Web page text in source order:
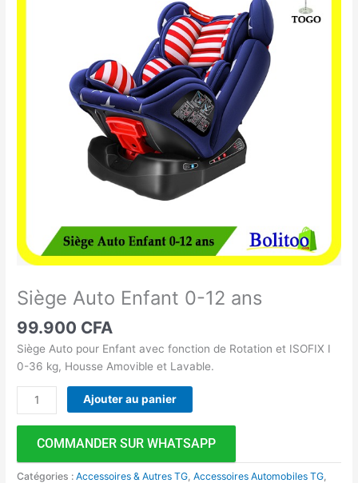
Siège Auto Enfant 0-12 ans
99.900 CFA
Siège Auto pour Enfant avec fonction de Rotation et ISOFIX I
0-36 kg, Housse Amovible et Lavable.
Ajouter au panier
COMMANDER SUR WHATSAPP
Catégories :Accessoires & Autres TG ,Accessoires Automobiles TG